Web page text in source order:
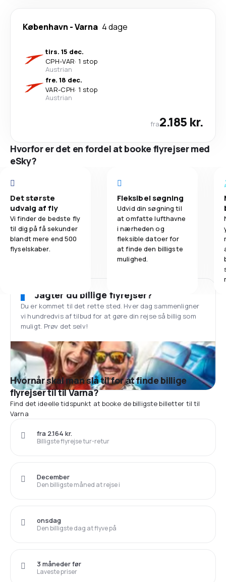
København -Varna 4 dage
tirs. 15 dec.
CPH-VAR· 1 stop
Austrian
fre. 18 dec.
VAR-CPH· 1 stop
Austrian
fra2.185 kr.
Hvorfor er det en fordel at booke flyrejser med
eSky?
Det største
udvalg af fly
Vi finder de bedste fly
til dig på få sekunder
blandt mere end 500
flyselskaber.
Fleksibel søgning
Udvid din søgning til
at omfatte lufthavne
i nærheden og
fleksible datoer for
at finde den billigste
mulighed.
Jagter du billige flyrejser?
Du er kommet til det rette sted. Hver dag sammenligner
vi hundredvis af tilbud for at gøre din rejse så billig som
muligt. Prøv det selv!
Hvornår skal man slå til for at finde billige
flyrejser til til Varna?
Find det ideelle tidspunkt at booke de billigste billetter til til
Varna
Billigste flyrejse tur-retur
fra 2.164 kr.
Den billigste måned at rejse i
December
Den billigste dag at flyve på
onsdag
Laveste priser
3 måneder før